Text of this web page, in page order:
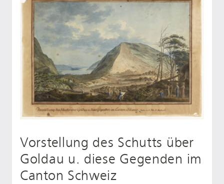
Vorstellung des Schutts über
Goldau u. diese Gegenden im
Canton Schweiz